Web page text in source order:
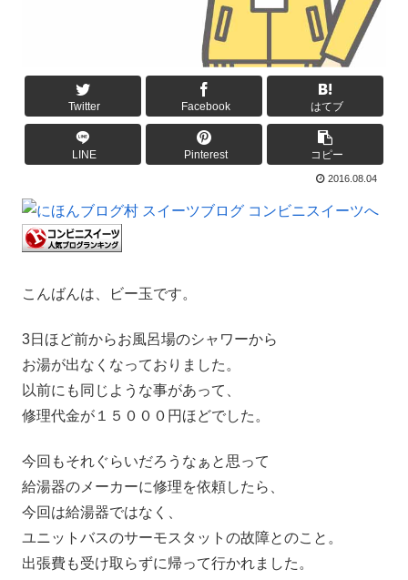
Twitter Facebook はてブ
LINE Pinterest コピー
2016.08.04
こんばんは、ビー玉です。
3日ほど前からお風呂場のシャワーから
お湯が出なくなっておりました。
以前にも同じような事があって、
修理代金が１５０００円ほどでした。
今回もそれぐらいだろうなぁと思って
給湯器のメーカーに修理を依頼したら、
今回は給湯器ではなく、
ユニットバスのサーモスタットの故障とのこと。
出張費も受け取らずに帰って行かれました。